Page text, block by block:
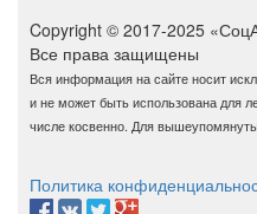
Copyright © 2017-2025
Все права защищены
Вся информация на сайте носит
и не может быть использована для
числе косвенно. Для
Политика